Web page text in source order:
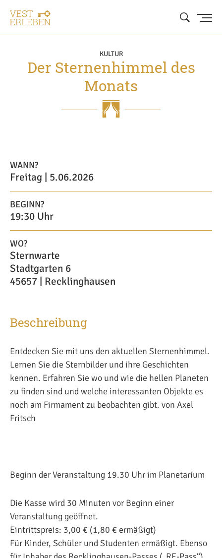
KULTUR
Der Sternenhimmel des
Monats
WANN?
Freitag | 5.06.2026
BEGINN?
19:30 Uhr
WO?
Sternwarte
Stadtgarten 6
45657 | Recklinghausen
Beschreibung
Entdecken Sie mit uns den aktuellen Sternenhimmel.
Lernen Sie die Sternbilder und ihre Geschichten
kennen. Erfahren Sie wo und wie die hellen Planeten
zu finden sind und welche interessanten Objekte es
noch am Firmament zu beobachten gibt. von Axel
Fritsch
Beginn der Veranstaltung 19.30 Uhr im Planetarium
Die Kasse wird 30 Minuten vor Beginn einer
Veranstaltung geöffnet.
Eintrittspreis: 3,00 € (1,80 € ermäßigt)
Für Kinder, Schüler und Studenten ermäßigt. Ebenso